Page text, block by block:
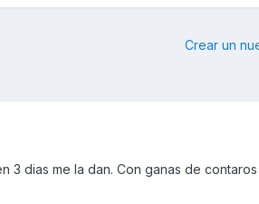
Crear un
3 dias me la dan. Con ganas de contaros